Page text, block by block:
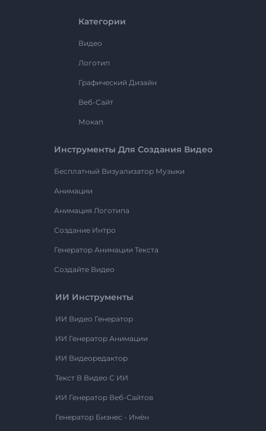
Категории
Видео
Логотип
Графический Дизайн
Веб-Сайт
Мокап
Инструменты Для Создания Видео
Бесплатный Визуализатор Музыки
Анимации
Анимация Логотипа
Создание Интро
Генератор Анимации Текста
Создайте Видео
ИИ Инструменты
ИИ Видео Генератор
ИИ Генератор Анимации
ИИ Видеоредактор
Текст В Видео С ИИ
ИИ Генератор Веб-Сайтов
Генератор Бизнес - Имён